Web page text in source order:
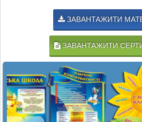
ЗАВАНТАЖИТИ
ЗАВАНТАЖИТИ